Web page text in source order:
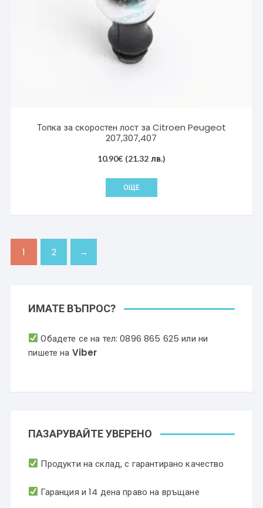
Топка за скоростен лост за Citroen Peugeot
207,307,407
10.90€ (21.32 лв.)
ОЩЕ
1 2 →
ИМАТЕ ВЪПРОС?
Обадете се на тел:0896 865 625 или ни
пишете на Viber
ПАЗАРУВАЙТЕ УВЕРЕНО
Продукти на склад, с гарантирано качество
Гаранция и 14 дена право на връщане